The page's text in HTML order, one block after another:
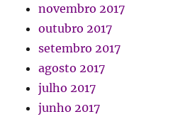
novembro 2017
outubro 2017
setembro 2017
agosto 2017
julho 2017
junho 2017